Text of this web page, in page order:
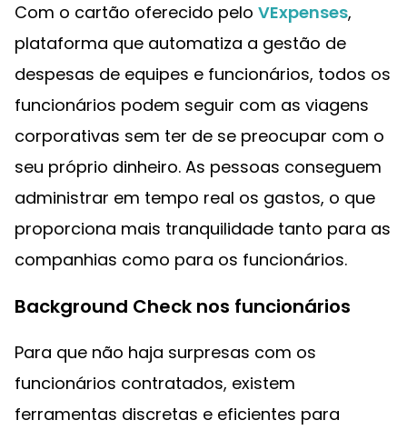
Com o cartão oferecido pelo VExpenses,
plataforma que automatiza a gestão de
despesas de equipes e funcionários, todos os
funcionários podem seguir com as viagens
corporativas sem ter de se preocupar com o
seu próprio dinheiro. As pessoas conseguem
administrar em tempo real os gastos, o que
proporciona mais tranquilidade tanto para as
companhias como para os funcionários.
Background Check nos funcionários
Para que não haja surpresas com os
funcionários contratados, existem
ferramentas discretas e eficientes para